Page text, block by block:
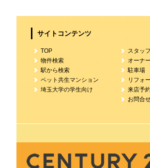
サイトコンテンツ
TOP
物件検索
駅から検索
ペット共生マンション
埼玉大学の学生向け
スタッ
オーナ
駐車場
リフォ
来店予
お問合